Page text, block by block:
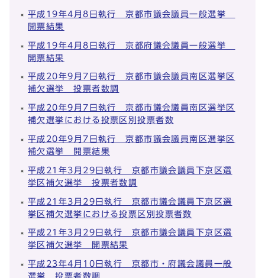
平成19年4月8日執行 京都市議会議員一般選挙
開票結果
平成19年4月8日執行 京都府議会議員一般選挙
開票結果
平成20年9月7日執行 京都市議会議員南区選挙区
補欠選挙 投票者数調
平成20年9月7日執行 京都市議会議員南区選挙区
補欠選挙における投票区別投票者数
平成20年9月7日執行 京都市議会議員南区選挙区
補欠選挙 開票結果
平成21年3月29日執行 京都市議会議員下京区選
挙区補欠選挙 投票者数調
平成21年3月29日執行 京都市議会議員下京区選
挙区補欠選挙における投票区別投票者数
平成21年3月29日執行 京都市議会議員下京区選
挙区補欠選挙 開票結果
平成23年4月10日執行 京都市・府議会議員一般
選挙 投票者数調